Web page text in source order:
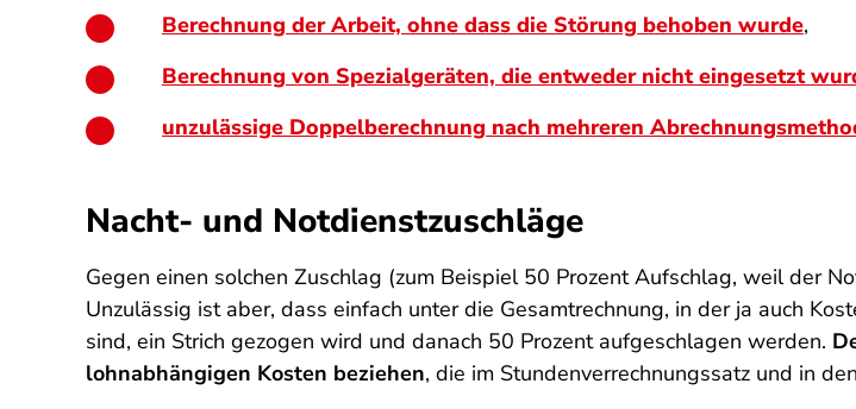
Berechnung der Arbeit, ohne dass die Störung behoben wurde,
Berechnung von Spezialgeräten, die entweder nicht eingesetzt
unzulässige Doppelberechnung nach mehreren
Nacht- und Notdienstzuschläge
Gegen einen solchen Zuschlag (zum Beispiel 50 Prozent Aufschlag, weil der
Unzulässig ist aber, dass einfach unter die Gesamtrechnung, in der ja auch
sind, ein Strich gezogen wird und danach 50 Prozent aufgeschlagen werden.
lohnabhängigen Kosten beziehen, die im Stundenverrechnungssatz und in